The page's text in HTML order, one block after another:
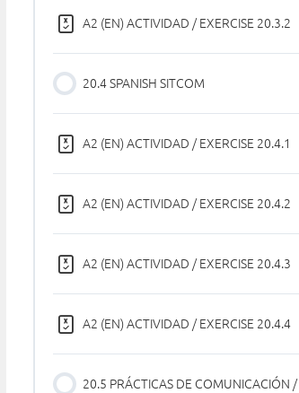
A2 (EN) ACTIVIDAD / EXERCISE 20.3.2
20.4 SPANISH SITCOM
A2 (EN) ACTIVIDAD / EXERCISE 20.4.1
A2 (EN) ACTIVIDAD / EXERCISE 20.4.2
A2 (EN) ACTIVIDAD / EXERCISE 20.4.3
A2 (EN) ACTIVIDAD / EXERCISE 20.4.4
20.5 PRÁCTICAS DE COMUNICACIÓN